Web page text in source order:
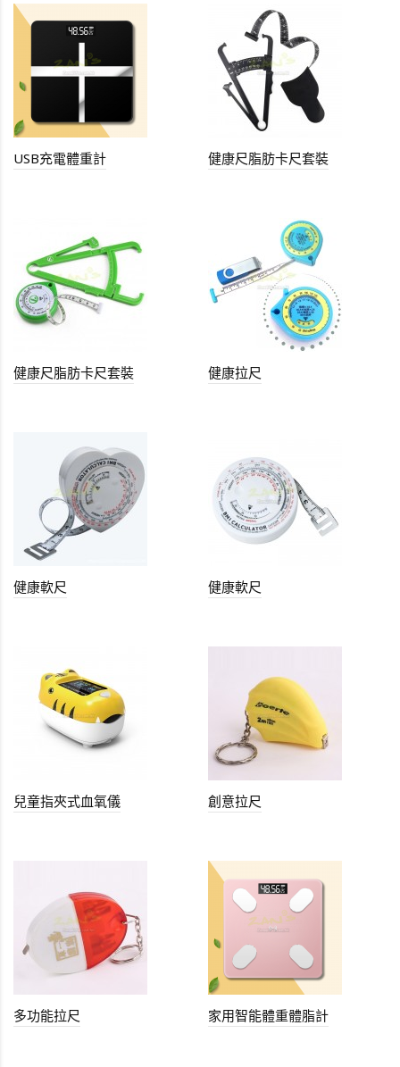
USB充電體重計 健康尺脂肪卡尺套裝
健康尺脂肪卡尺套裝 健康拉尺
健康軟尺 健康軟尺
兒童指夾式血氧儀 創意拉尺
多功能拉尺 家用智能體重體脂計